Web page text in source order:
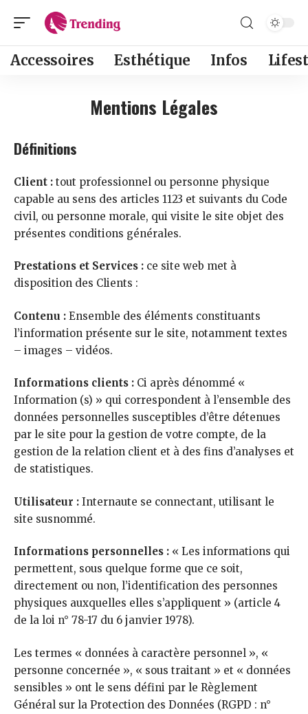
Accessoires Esthétique Infos
Mentions Légales
Définitions
Client : tout professionnel ou personne physique
capable au sens des articles 1123 et suivants du Code
civil, ou personne morale, qui visite le site objet des
présentes conditions générales.
Prestations et Services : ce site web met à
disposition des Clients :
Contenu : Ensemble des éléments constituants
l’information présente sur le site, notamment textes
– images – vidéos.
Informations clients : Ci après dénommé «
Information (s) » qui correspondent à l’ensemble des
données personnelles susceptibles d’être détenues
par le site pour la gestion de votre compte, de la
gestion de la relation client et à des fins d’analyses et
de statistiques.
Utilisateur : Internaute se connectant, utilisant le
site susnommé.
Informations personnelles : « Les informations qui
permettent, sous quelque forme que ce soit,
directement ou non, l’identification des personnes
physiques auxquelles elles s’appliquent » (article 4
de la loi n° 78-17 du 6 janvier 1978).
Les termes « données à caractère personnel », «
personne concernée », « sous traitant » et « données
sensibles » ont le sens défini par le Règlement
Général sur la Protection des Données (RGPD : n°